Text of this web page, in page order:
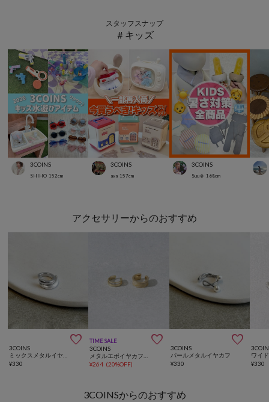
スタッフスナップ
＃キッズ
3COINS
SHIHO 152cm
3COINS
aya 157cm
3COINS
Suu☺︎ 168cm
アクセサリーからのおすすめ

3COINS
¥330
TIME SALE 
3COINS
¥264 (20%OFF)

3COINS
パールメタルイヤカフ
¥330 ¥330
3COINSからのおすすめ